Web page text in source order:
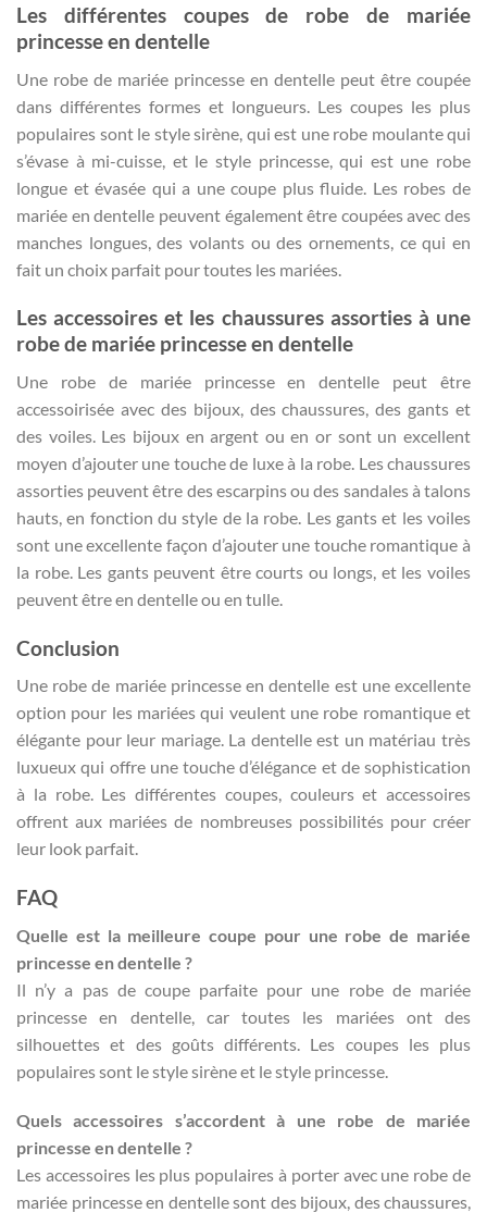
Les différentes coupes de robe de mariée
princesse en dentelle
Une robe de mariée princesse en dentelle peut être coupée
dans différentes formes et longueurs. Les coupes les plus
populaires sont le style sirène, qui est une robe moulante qui
s’évase à mi-cuisse, et le style princesse, qui est une robe
longue et évasée qui a une coupe plus fluide. Les robes de
mariée en dentelle peuvent également être coupées avec des
manches longues, des volants ou des ornements, ce qui en
fait un choix parfait pour toutes les mariées.
Les accessoires et les chaussures assorties à une
robe de mariée princesse en dentelle
Une robe de mariée princesse en dentelle peut être
accessoirisée avec des bijoux, des chaussures, des gants et
des voiles. Les bijoux en argent ou en or sont un excellent
moyen d’ajouter une touche de luxe à la robe. Les chaussures
assorties peuvent être des escarpins ou des sandales à talons
hauts, en fonction du style de la robe. Les gants et les voiles
sont une excellente façon d’ajouter une touche romantique à
la robe. Les gants peuvent être courts ou longs, et les voiles
peuvent être en dentelle ou en tulle.
Conclusion
Une robe de mariée princesse en dentelle est une excellente
option pour les mariées qui veulent une robe romantique et
élégante pour leur mariage. La dentelle est un matériau très
luxueux qui offre une touche d’élégance et de sophistication
à la robe. Les différentes coupes, couleurs et accessoires
offrent aux mariées de nombreuses possibilités pour créer
leur look parfait.
FAQ
Quelle est la meilleure coupe pour une robe de mariée
princesse en dentelle ?
Il n’y a pas de coupe parfaite pour une robe de mariée
princesse en dentelle, car toutes les mariées ont des
silhouettes et des goûts différents. Les coupes les plus
populaires sont le style sirène et le style princesse.
Quels accessoires s’accordent à une robe de mariée
princesse en dentelle ?
Les accessoires les plus populaires à porter avec une robe de
mariée princesse en dentelle sont des bijoux, des chaussures,